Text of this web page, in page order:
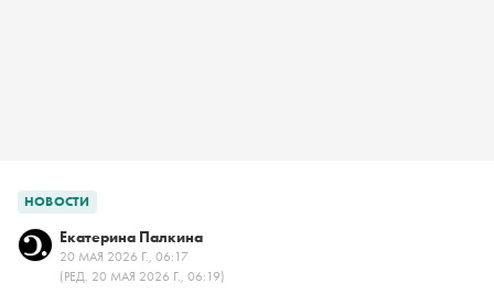
НОВОСТИ
Екатерина Палкина
20 МАЯ 2026 Г., 06:17
(РЕД. 20 МАЯ 2026 Г., 06:19)